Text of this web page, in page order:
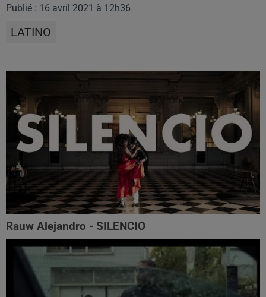
Publié : 16 avril 2021 à 12h36
LATINO
Rauw Alejandro - SILENCIO